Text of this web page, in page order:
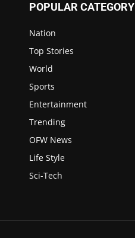
POPULAR CATEGORY
Nation
Top Stories
World
Sports
Entertainment
Trending
OFW News
Life Style
Sci-Tech